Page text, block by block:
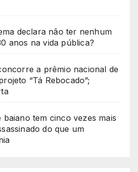
declara não ter nenhum
anos na vida pública?
a prêmio nacional de
“Tá Rebocado”;
baiano tem cinco vezes mais
do que um